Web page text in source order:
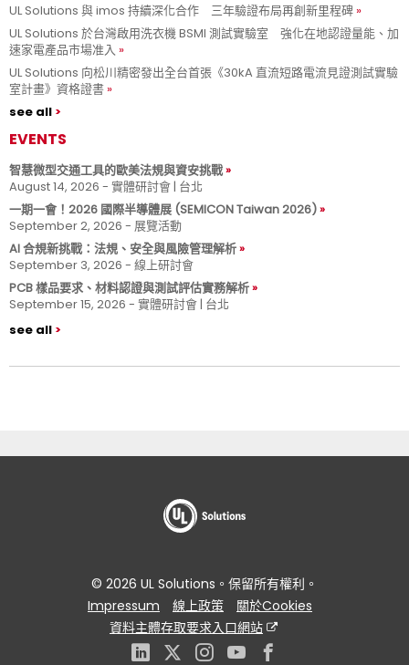
UL Solutions 與 imos 持續深化合作 三年驗證布局再創新里程碑
UL Solutions 於台灣啟用洗衣機 BSMI 測試實驗室 強化在地認證量能、加
速家電產品市場准入
UL Solutions 向松川精密發出全台首張《30kA 直流短路電流見證測試實驗
室計畫》資格證書
see all
EVENTS
智慧微型交通工具的歐美法規與資安挑戰
August 14, 2026 - 實體研討會 | 台北
一期一會！2026 國際半導體展 (SEMICON Taiwan 2026)
September 2, 2026 - 展覽活動
AI 合規新挑戰：法規、安全與風險管理解析
September 3, 2026 - 線上研討會
PCB 樣品要求、材料認證與測試評估實務解析
September 15, 2026 - 實體研討會 | 台北
see all
© 2026 UL Solutions。保留所有權利。
Impressum
線上政策
關於Cookies
資料主體存取要求入口網站